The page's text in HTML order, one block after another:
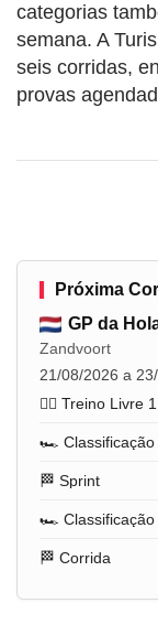
categorias
semana. A
seis corridas,
provas
Próxima
GP da
Zandvoort
21/08/2026 a
🏋️‍♂️ Treino Livre 1
🏎️ Classificação
🏁 Sprint
🏎️ Classificação
🏁 Corrida